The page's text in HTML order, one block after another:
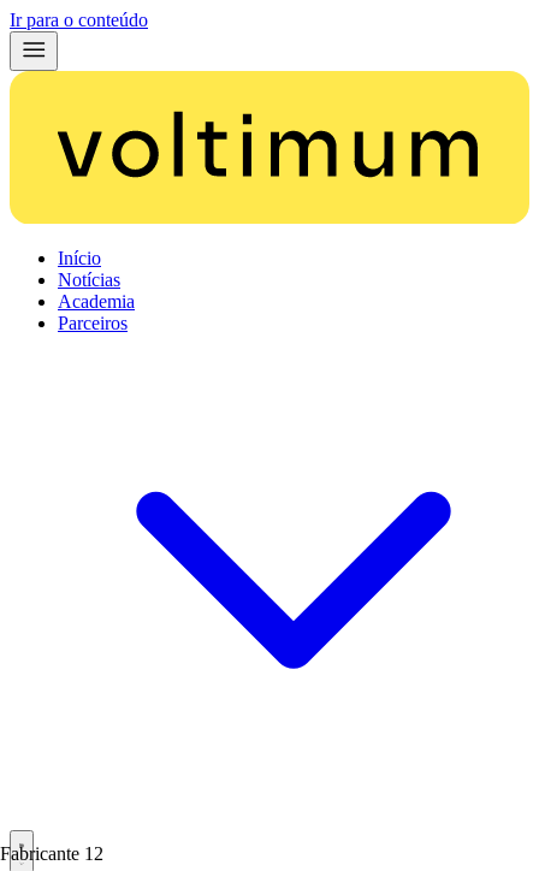
Ir para o conteúdo
Início
Notícias
Academia
Parceiros
Fabricante 12